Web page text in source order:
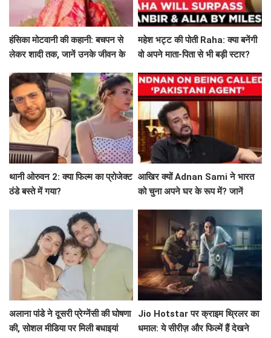
हंसिका मोटवानी की कहानी: बचपन से
लेकर शादी तक, जानें उनके जीवन के
महेश भट्ट की पोती Raha: क्या बनेंगी
वो अपने माता-पिता से भी बड़ी स्टार?
थानी ओरुवन 2: क्या फिल्म का प्रोजेक्ट
ठंडे बस्ते में गया?
आखिर क्यों Adnan Sami ने भारत
को चुना अपने घर के रूप में? जानें
अलाना पांडे ने दूसरी प्रेग्नेंसी की घोषणा
की, सोशल मीडिया पर मिली बधाइयां
Jio Hotstar पर क्राइम थ्रिलर का
धमाल: ये सीरीज़ और फिल्में हैं देखने